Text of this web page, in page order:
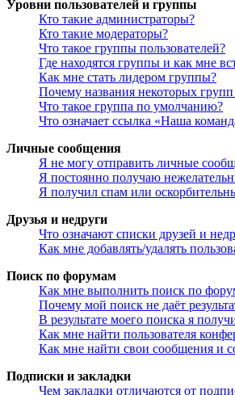
Уровни пользователей и группы
Кто такие администраторы?
Кто такие модераторы?
Что такое группы пользователей?
Где находятся группы и как мне
Как мне стать лидером группы?
Почему названия некоторых
Что такое группа по умолчанию?
Что означает ссылка «Наша
Личные сообщения
Я не могу отправить личные
Я постоянно получаю
Я получил спам или
Друзья и недруги
Что означают списки друзей и
Как мне добавлять/удалять
Поиск по форумам
Как мне выполнить поиск по
Почему мой поиск не даёт
В результате моего поиска я
Как мне найти пользователя
Как мне найти свои сообщения и
Подписки и закладки
Чем закладки отличаются от